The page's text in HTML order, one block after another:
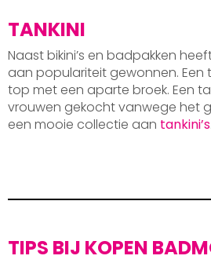
TANKINI
Naast bikini’s en badpakken
aan populariteit gewonnen. Een
top met een aparte broek. Een
vrouwen gekocht vanwege het
een mooie collectie aan tankini’s
TIPS BIJ KOPEN